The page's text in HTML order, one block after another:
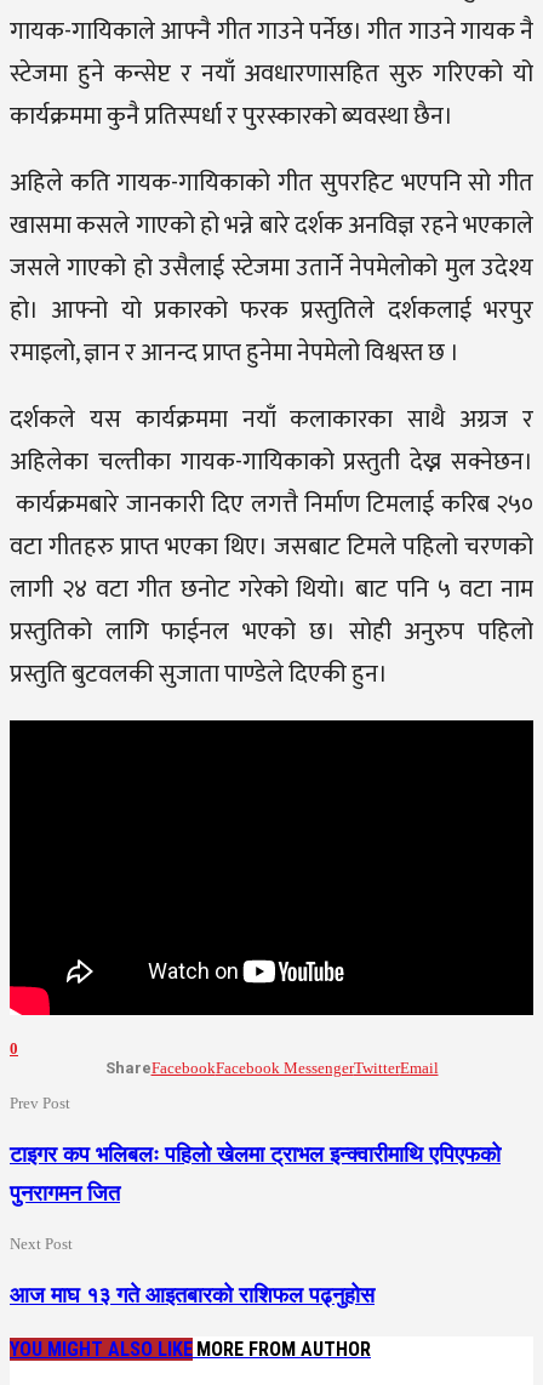
गायक-गायिकाले आफ्नै गीत गाउने पर्नेछ। गीत गाउने गायक नै
स्टेजमा हुने कन्सेप्ट र नयाँ अवधारणासहित सुरु गरिएको यो
कार्यक्रममा कुनै प्रतिस्पर्धा र पुरस्कारको ब्यवस्था छैन।
अहिले कति गायक-गायिकाको गीत सुपरहिट भएपनि सो गीत
खासमा कसले गाएको हो भन्ने बारे दर्शक अनविज्ञ रहने भएकाले
जसले गाएको हो उसैलाई स्टेजमा उतार्ने नेपमेलोको मुल उदेश्य
हो। आफ्नो यो प्रकारको फरक प्रस्तुतिले दर्शकलाई भरपुर
रमाइलो, ज्ञान र आनन्द प्राप्त हुनेमा नेपमेलो विश्वस्त छ ।
दर्शकले यस कार्यक्रममा नयाँ कलाकारका साथै अग्रज र
अहिलेका चल्तीका गायक-गायिकाको प्रस्तुती देख्न सक्नेछन।
कार्यक्रमबारे जानकारी दिए लगत्तै निर्माण टिमलाई करिब २५०
वटा गीतहरु प्राप्त भएका थिए। जसबाट टिमले पहिलो चरणको
लागी २४ वटा गीत छनोट गरेको थियो। बाट पनि ५ वटा नाम
प्रस्तुतिको लागि फाईनल भएको छ। सोही अनुरुप पहिलो
प्रस्तुति बुटवलकी सुजाता पाण्डेले दिएकी हुन।
0
ShareFacebookFacebook MessengerTwitterEmail
Prev Post
टाइगर कप भलिबलः पहिलो खेलमा ट्राभल इन्क्वारीमाथि एपिएफको
पुनरागमन जित
Next Post
आज माघ १३ गते आइतबारको राशिफल पढ्नुहोस
YOU MIGHT ALSO LIKE MORE FROM AUTHOR